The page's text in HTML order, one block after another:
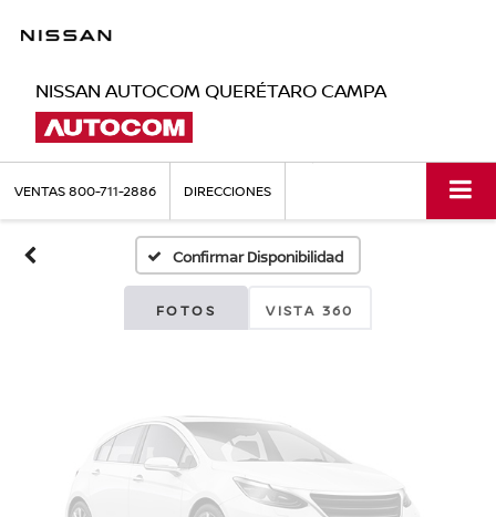
NISSAN AUTOCOM QUERÉTARO CAMPA
VENTAS800-711-2886 DIRECCIONES
Confirmar Disponibilidad
FOTOS VISTA 360
Disponibles
Por favor, revise luego